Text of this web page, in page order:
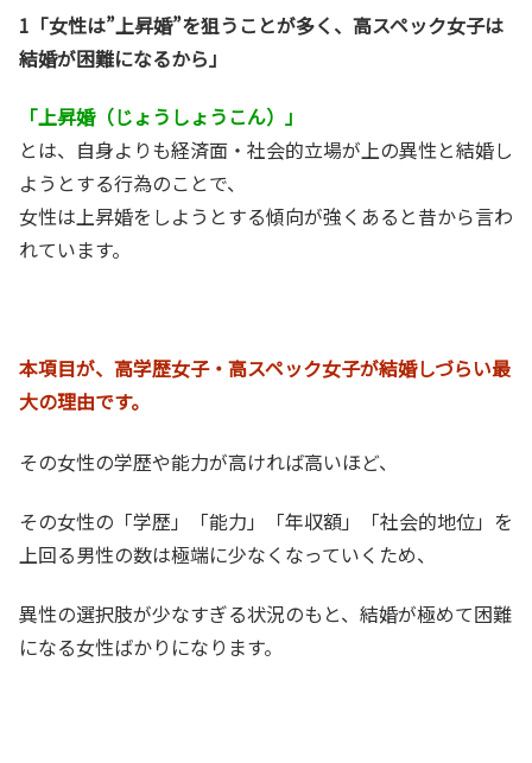
1「女性は”上昇婚”を狙うことが多く、高スペック女子は
結婚が困難になるから」
「上昇婚（じょうしょうこん）」
とは、自身よりも経済面・社会的立場が上の異性と結婚し
ようとする行為のことで、
女性は上昇婚をしようとする傾向が強くあると昔から言わ
れています。
本項目が、高学歴女子・高スペック女子が結婚しづらい最
大の理由です。
その女性の学歴や能力が高ければ高いほど、
その女性の「学歴」「能力」「年収額」「社会的地位」を
上回る男性の数は極端に少なくなっていくため、
異性の選択肢が少なすぎる状況のもと、結婚が極めて困難
になる女性ばかりになります。